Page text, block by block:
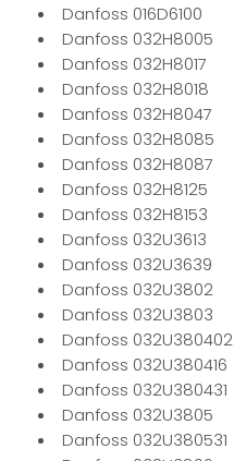
Danfoss 016D6100
Danfoss 032H8005
Danfoss 032H8017
Danfoss 032H8018
Danfoss 032H8047
Danfoss 032H8085
Danfoss 032H8087
Danfoss 032H8125
Danfoss 032H8153
Danfoss 032U3613
Danfoss 032U3639
Danfoss 032U3802
Danfoss 032U3803
Danfoss 032U380402
Danfoss 032U380416
Danfoss 032U380431
Danfoss 032U3805
Danfoss 032U380531